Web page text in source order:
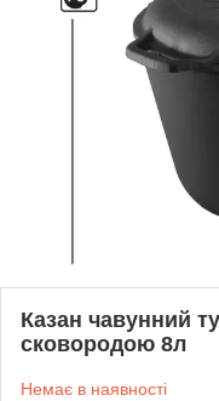
Казан чавунний
сковородою 8л
Немає в наявності